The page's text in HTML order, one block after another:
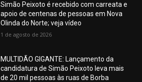
Simão Peixoto é recebido com carreata e
apoio de centenas de pessoas em Nova
Olinda do Norte; veja vídeo
1 de agosto de 2026
MULTIDÃO GIGANTE: Lançamento da
candidatura de Simão Peixoto leva mais
de 20 mil pessoas às ruas de Borba